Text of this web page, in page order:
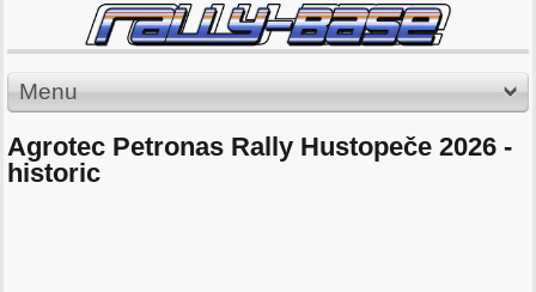
Menu
Agrotec Petronas Rally Hustopeče 2026 -
historic